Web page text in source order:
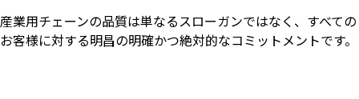
産業用チェーンの品質は単なるスローガンではなく、すべての
お客様に対する明昌の明確かつ絶対的なコミットメントです。